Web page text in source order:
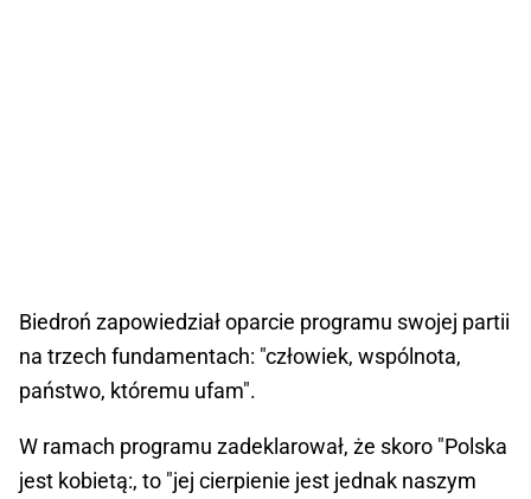
Biedroń zapowiedział oparcie programu swojej partii
na trzech fundamentach: "człowiek, wspólnota,
państwo, któremu ufam".
W ramach programu zadeklarował, że skoro "Polska
jest kobietą:, to "jej cierpienie jest jednak naszym